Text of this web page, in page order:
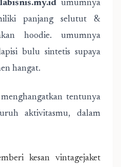
umumnya
panjang selutut &
hoodie. umumnya
bulu sintetis supaya
hangat.
tentunya
aktivitasmu, dalam
kesan vintagejaket